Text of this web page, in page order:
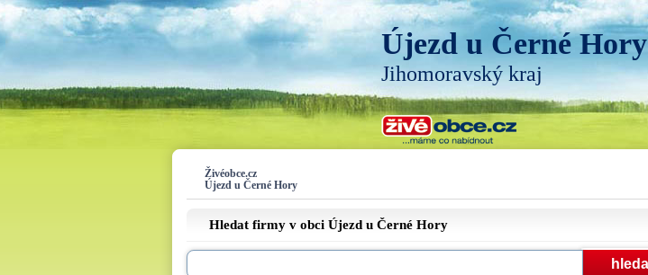
Újezd u Černé Hory
Jihomoravský kraj
Živéobce.cz
Újezd u Černé Hory
Hledat firmy v obci Újezd u Černé Hory